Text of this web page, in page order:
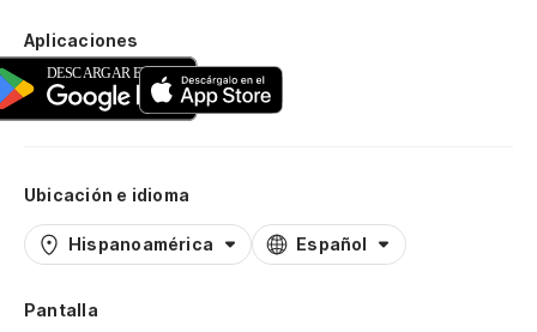
Aplicaciones
Ubicación e idioma
Hispanoamérica Español
Pantalla